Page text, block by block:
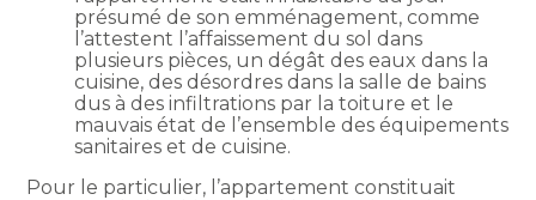
présumé de son emménagement, comme
l’attestent l’affaissement du sol dans
plusieurs pièces, un dégât des eaux dans la
cuisine, des désordres dans la salle de bains
dus à des infiltrations par la toiture et le
mauvais état de l’ensemble des équipements
sanitaires et de cuisine.
Pour le particulier, l’appartement constituait